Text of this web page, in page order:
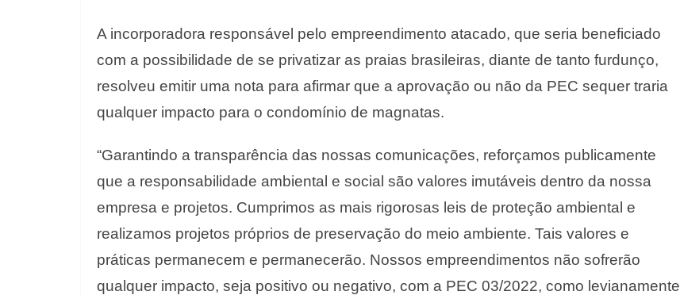
A incorporadora responsável pelo empreendimento atacado, que seria beneficiado
com a possibilidade de se privatizar as praias brasileiras, diante de tanto furdunço,
resolveu emitir uma nota para afirmar que a aprovação ou não da PEC sequer traria
qualquer impacto para o condomínio de magnatas.
“Garantindo a transparência das nossas comunicações, reforçamos publicamente
que a responsabilidade ambiental e social são valores imutáveis dentro da nossa
empresa e projetos. Cumprimos as mais rigorosas leis de proteção ambiental e
realizamos projetos próprios de preservação do meio ambiente. Tais valores e
práticas permanecem e permanecerão. Nossos empreendimentos não sofrerão
qualquer impacto, seja positivo ou negativo, com a PEC 03/2022, como levianamente